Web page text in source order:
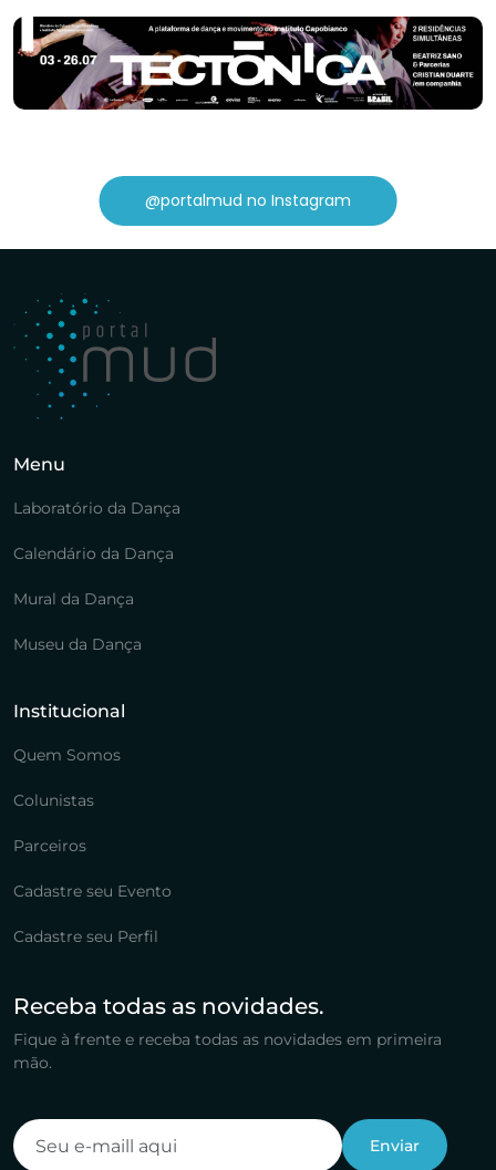
@portalmud no Instagram
Menu
Laboratório da Dança
Calendário da Dança
Mural da Dança
Museu da Dança
Institucional
Quem Somos
Colunistas
Parceiros
Cadastre seu Evento
Cadastre seu Perfil
Receba todas as novidades.
Fique à frente e receba todas as novidades em primeira
mão.